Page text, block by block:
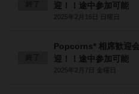
迎！！途中参加可能
2025年2月16日 日曜日
Popcorns* 相席歓迎
迎！！途中参加可能
2025年2月7日 金曜日